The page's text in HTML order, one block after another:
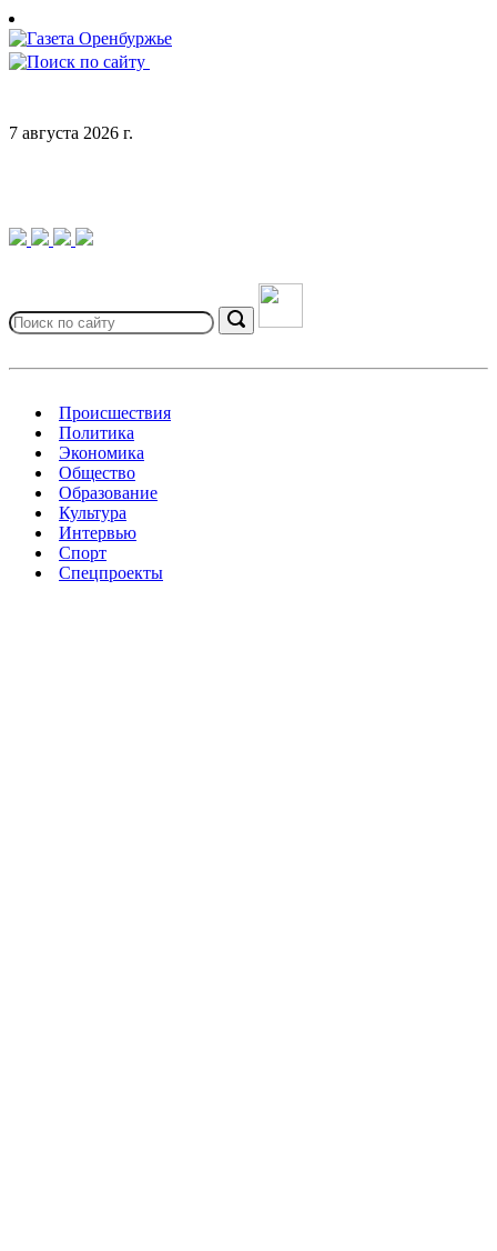
Skip
to
content
7 августа 2026 г.
for:
Search
Происшествия
Политика
Экономика
Общество
Образование
Культура
Интервью
Спорт
Спецпроекты